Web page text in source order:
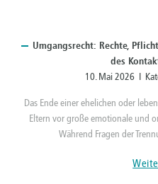
Umgangsrecht: Rechte,
des
10. Mai 2026 I
Das Ende einer ehelichen oder
Eltern vor große emotionale und
Während Fragen der